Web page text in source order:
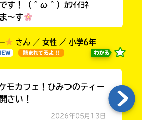
す！（＾ω＾）ｶﾜｲｲﾖﾈ
〜す
さん ／ 女性 ／ 小学6年
読まれてるよ !! わかる
モカフェ！ひみつのティー
さい！
2026年05月13日